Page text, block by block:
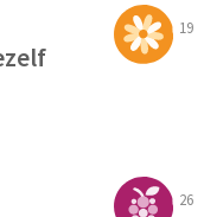
19
26